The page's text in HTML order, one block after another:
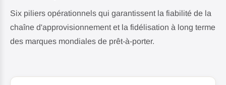
Six piliers opérationnels qui garantissent la fiabilité de la
chaîne d'approvisionnement et la fidélisation à long terme
des marques mondiales de prêt-à-porter.